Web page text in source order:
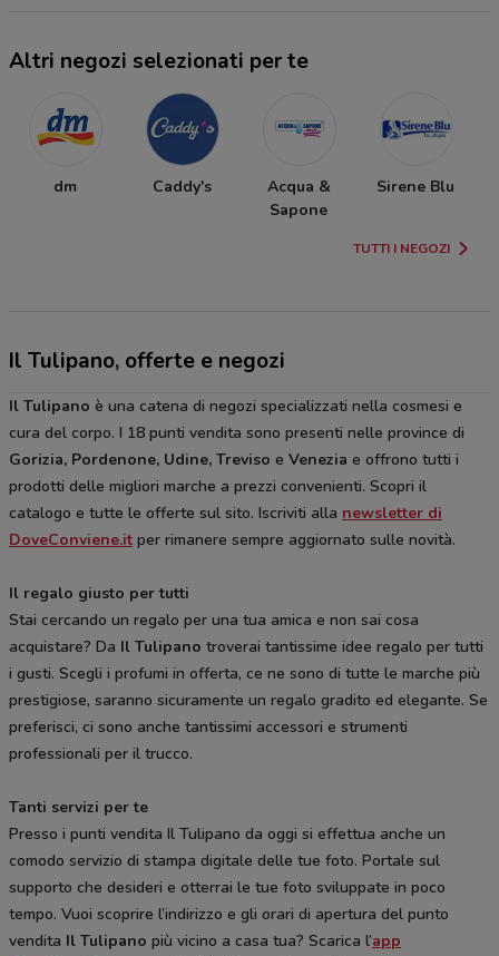
Altri negozi selezionati per te
dm Caddy's
Acqua &
Sapone
Sirene Blu
TUTTI I NEGOZI
Il Tulipano, offerte e negozi
Il Tulipano è una catena di negozi specializzati nella cosmesi e
cura del corpo. I 18 punti vendita sono presenti nelle province di
Gorizia, Pordenone, Udine, Treviso e Venezia e offrono tutti i
prodotti delle migliori marche a prezzi convenienti. Scopri il
catalogo e tutte le offerte sul sito. Iscriviti alla newsletter di
DoveConviene.it per rimanere sempre aggiornato sulle novità.
Il regalo giusto per tutti
Stai cercando un regalo per una tua amica e non sai cosa
acquistare? Da Il Tulipano troverai tantissime idee regalo per tutti
i gusti. Scegli i profumi in offerta, ce ne sono di tutte le marche più
prestigiose, saranno sicuramente un regalo gradito ed elegante. Se
preferisci, ci sono anche tantissimi accessori e strumenti
professionali per il trucco.
Tanti servizi per te
Presso i punti vendita Il Tulipano da oggi si effettua anche un
comodo servizio di stampa digitale delle tue foto. Portale sul
supporto che desideri e otterrai le tue foto sviluppate in poco
tempo. Vuoi scoprire l’indirizzo e gli orari di apertura del punto
vendita Il Tulipano più vicino a casa tua? Scarica l’app